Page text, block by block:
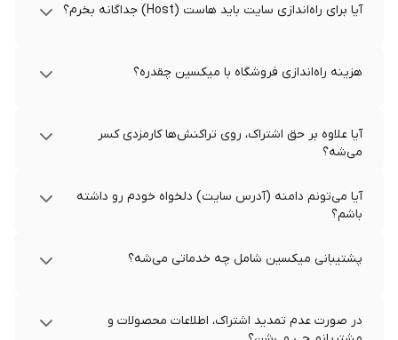
آیا برای راه‌اندازی سایت باید هاست (Host) جداگانه بخرم؟
هزینه راه‌اندازی فروشگاه با میکسین چقدره؟
آیا علاوه بر حق اشتراک، روی تراکنش‌ها کارمزدی کسر
می‌شه؟
آیا می‌تونم دامنه (آدرس سایت) دلخواه خودم رو داشته
باشم؟
پشتیبانی میکسین شامل چه خدماتی می‌شه؟
در صورت عدم تمدید اشتراک، اطلاعات محصولات و